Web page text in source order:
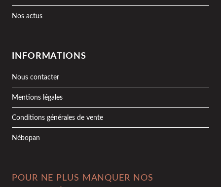
Nos actus
INFORMATIONS
Nous contacter
Mentions légales
Conditions générales de vente
Nébopan
POUR NE PLUS MANQUER NOS